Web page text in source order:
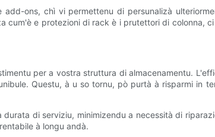
ons, chì vi permettenu di persunalizà
e protezioni di rack è i prutettori di colonna,
per a vostra struttura di almacenamentu.
Questu, à u so tornu, pò purtà à risparmi in
di serviziu, minimizendu a necessità di
à longu andà.